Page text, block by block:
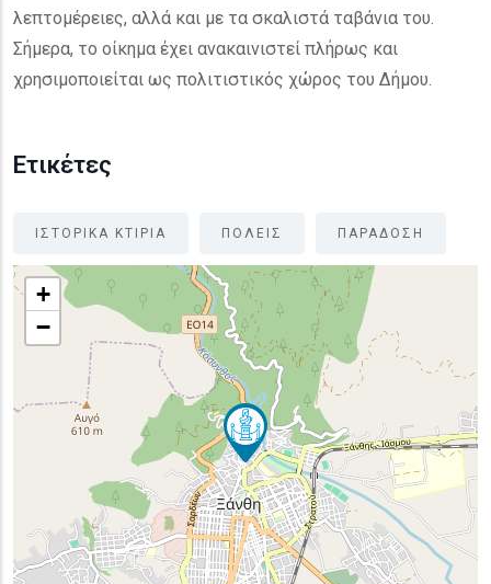
λεπτομέρειες, αλλά και με τα σκαλιστά ταβάνια του.
Σήμερα, το οίκημα έχει ανακαινιστεί πλήρως και
χρησιμοποιείται ως πολιτιστικός χώρος του Δήμου.
Ετικέτες
ΙΣΤΟΡΙΚΑ ΚΤΙΡΙΑ ΠΟΛΕΙΣ ΠΑΡΑΔΟΣΗ
+
−